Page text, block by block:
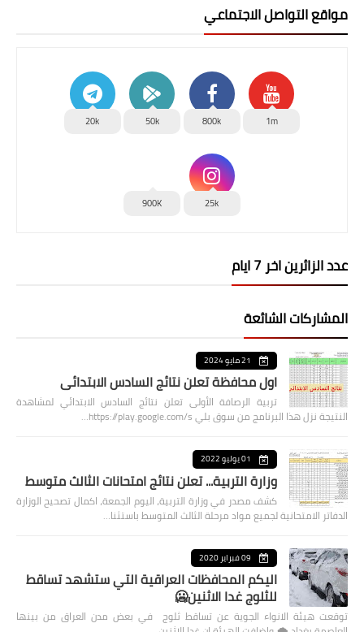
مواقع التواصل الاجتماعي
1m
800k
50k
20k
25k
900K
عدد الزائرين اخر 7 ايام
المشاركات الشائعة
21 مايو 2024
اول محافظة تعلن نتائج السادس الابتدائي
تربية الرصافة الأولى تعلن نتائج السادس الابتدائي لمشاهدة
النتيجة نزل هذا البرنامج من سوق بلي https://play.google.com/s…
01 يوليو 2022
وزارة التربية... تعلن نتائج امتحانات الثالث متوسط
كشف مصدر في وزارة التربية، اليوم الجمعة، اكمال تصحيح الوزارة
الدفاتر الامتحانية لجميع مواد مرحلة الثالث المتوسط باستثنا…
09 فبراير 2020
اليكم المحافظات العراقية التي ستشهد تساقط
للثلوج غدا الاثنين🥶
توقعت هيئة الانواء الجوية عن تساقط ثلوج في بعض مدن العراق من بينها